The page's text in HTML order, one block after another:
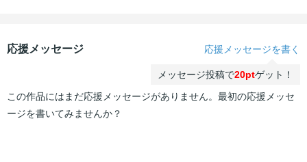
応援メッセージ 応援メッセージを書く
メッセージ投稿で20ptゲット！
この作品にはまだ応援メッセージがありません。最初の応援メッセ
ージを書いてみませんか？